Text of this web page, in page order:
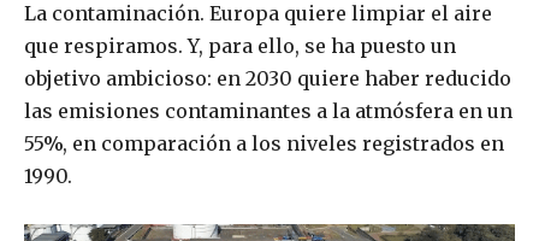
La contaminación. Europa quiere limpiar el aire
que respiramos. Y, para ello, se ha puesto un
objetivo ambicioso: en 2030 quiere haber reducido
las emisiones contaminantes a la atmósfera en un
55%, en comparación a los niveles registrados en
1990.